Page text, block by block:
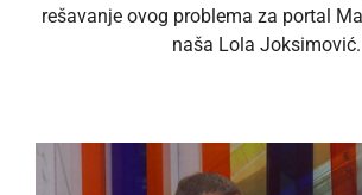
rešavanje ovog problema za portal
naša Lola Joksimović.